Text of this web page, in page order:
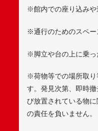
※館内での座り込みや
※通行のためのスペー
※脚立や台の上に乗っ
※荷物等での場所取り
す。発見次第、即時
び放置されている物
の責任を負いません。